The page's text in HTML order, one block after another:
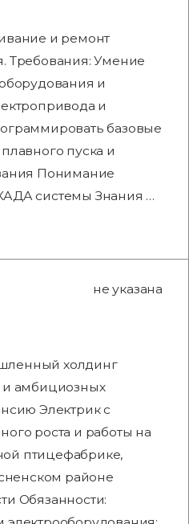
и ремонт
Требования: Умение
и
и
базовые
пуска и
Понимание
системы Знания …
не указана
холдинг
и амбициозных
Электрик с
роста и работы на
птицефабрике,
районе
Обязанности: